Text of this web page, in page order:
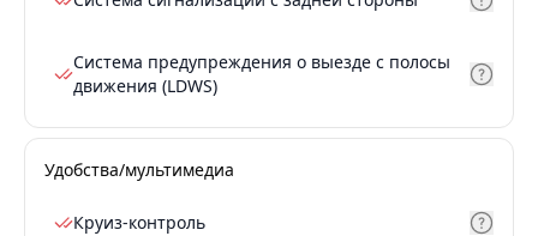
Система предупреждения о выезде с полосы
движения (LDWS)
Удобства/мультимедиа
Круиз-контроль